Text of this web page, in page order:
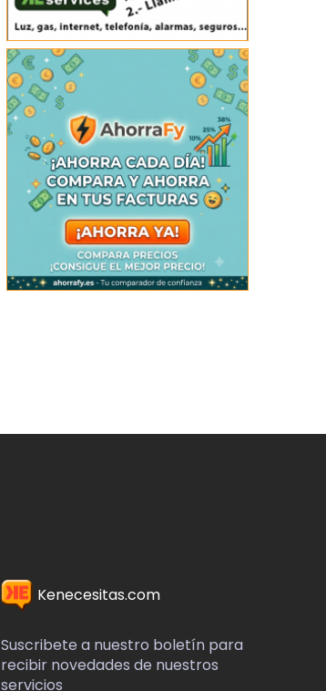
Kenecesitas.com
Suscribete a nuestro boletín para
recibir novedades de nuestros
servicios